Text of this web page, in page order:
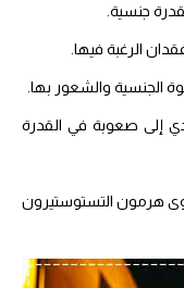
جنسية.
الرغبة فيها.
الجنسية والشعور بها.
إلى صعوبة في القدرة
هرمون التستوستيرون